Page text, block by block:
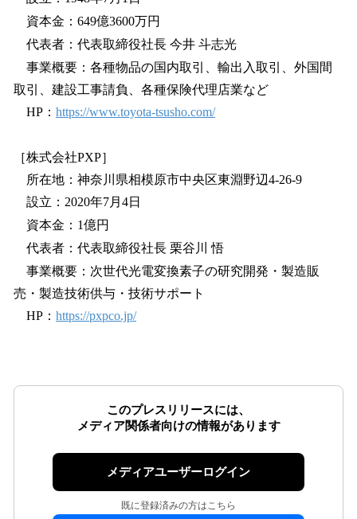
資本金：649億3600万円
代表者：代表取締役社長 今井 斗志光
事業概要：各種物品の国内取引、輸出入取引、外国間
取引、建設工事請負、各種保険代理店業など
HP： https://www.toyota-tsusho.com/
［株式会社PXP］
所在地：神奈川県相模原市中央区東淵野辺4-26-9
設立：2020年7月4日
資本金：1億円
代表者：代表取締役社長 栗谷川 悟
事業概要：次世代光電変換素子の研究開発・製造販
売・製造技術供与・技術サポート
HP： https://pxpco.jp/
このプレスリリースには、
メディア関係者向けの情報があります
メディアユーザーログイン
既に登録済みの方はこちら